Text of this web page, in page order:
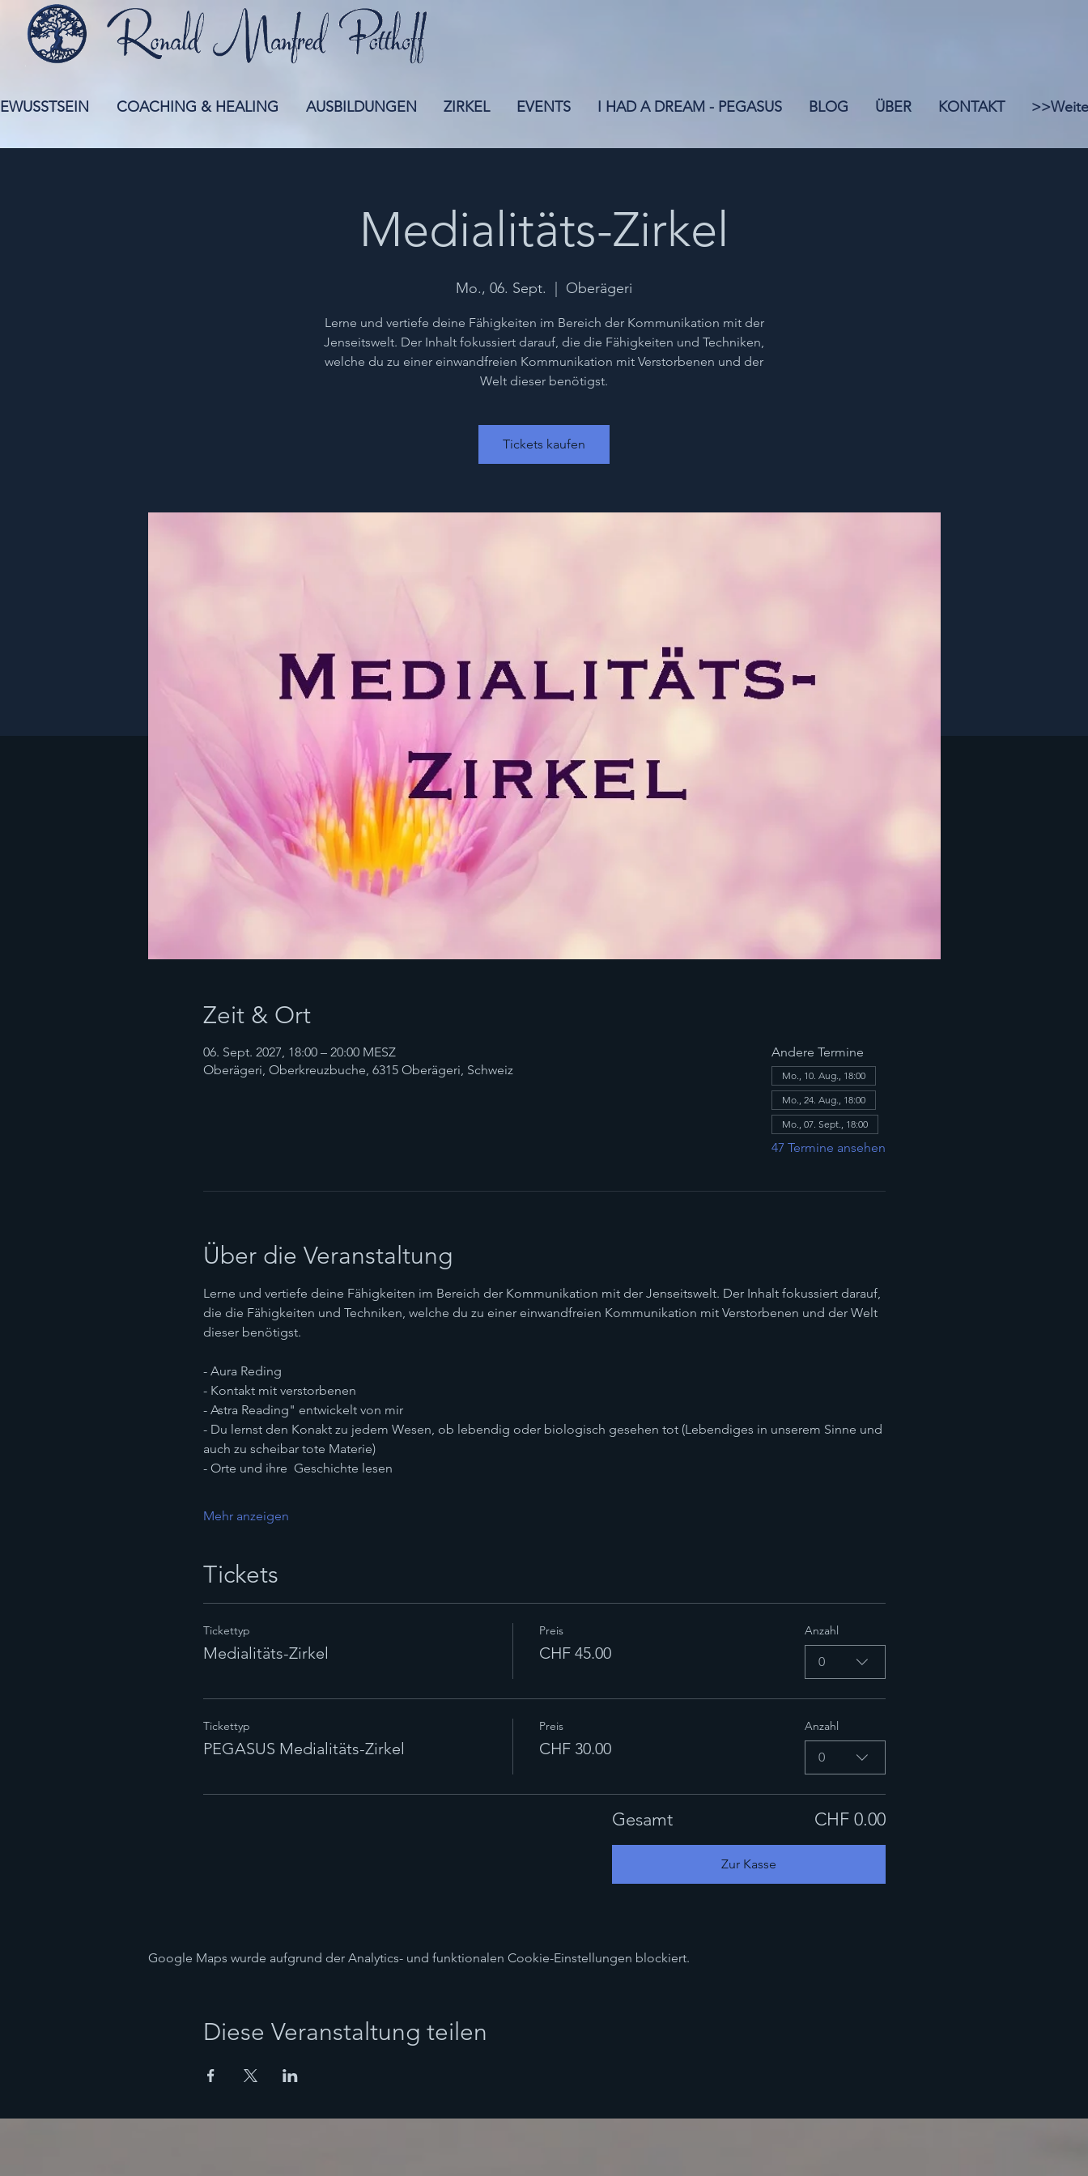
COACHING & HEALING AUSBILDUNGEN ZIRKEL EVENTS I HAD A DREAM - PEGASUS BLOG ÜBER KONTAKT
Medialitäts-Zirkel
Mo., 06. Sept. Oberägeri
Lerne und vertiefe deine Fähigkeiten im Bereich der Kommunikation mit der
Jenseitswelt. Der Inhalt fokussiert darauf, die die Fähigkeiten und Techniken,
welche du zu einer einwandfreien Kommunikation mit Verstorbenen und der
Welt dieser benötigst.
Tickets kaufen
Zeit & Ort
06. Sept. 2027, 18:00 – 20:00 MESZ
Oberägeri, Oberkreuzbuche, 6315 Oberägeri, Schweiz
Andere Termine
Mo., 10. Aug., 18:00
Mo., 24. Aug., 18:00
Mo., 07. Sept., 18:00
47 Termine ansehen
Über die Veranstaltung
Lerne und vertiefe deine Fähigkeiten im Bereich der Kommunikation mit der Jenseitswelt. Der Inhalt fokussiert darauf,
die die Fähigkeiten und Techniken, welche du zu einer einwandfreien Kommunikation mit Verstorbenen und der Welt
dieser benötigst.
- Aura Reding
- Kontakt mit verstorbenen
- Astra Reading" entwickelt von mir
- Du lernst den Konakt zu jedem Wesen, ob lebendig oder biologisch gesehen tot (Lebendiges in unserem Sinne und
auch zu scheibar tote Materie)
- Orte und ihre  Geschichte lesen
Mehr anzeigen
Tickets
Tickettyp
Medialitäts-Zirkel
Preis
CHF 45.00
Anzahl
0
Tickettyp
PEGASUS Medialitäts-Zirkel
Preis
CHF 30.00
Anzahl
0
Gesamt CHF 0.00
Zur Kasse
Google Maps wurde aufgrund der Analytics- und funktionalen Cookie-Einstellungen blockiert.
Diese Veranstaltung teilen